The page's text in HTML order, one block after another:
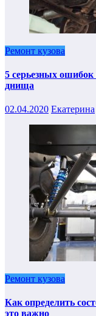
Ремонт кузова
5 серьезных ошибок
днища
02.04.2020 Екатерина
Ремонт кузова
Как определить
это важно